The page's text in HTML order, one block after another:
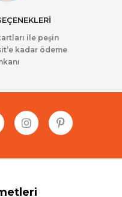
ile peşin
kadar ödeme